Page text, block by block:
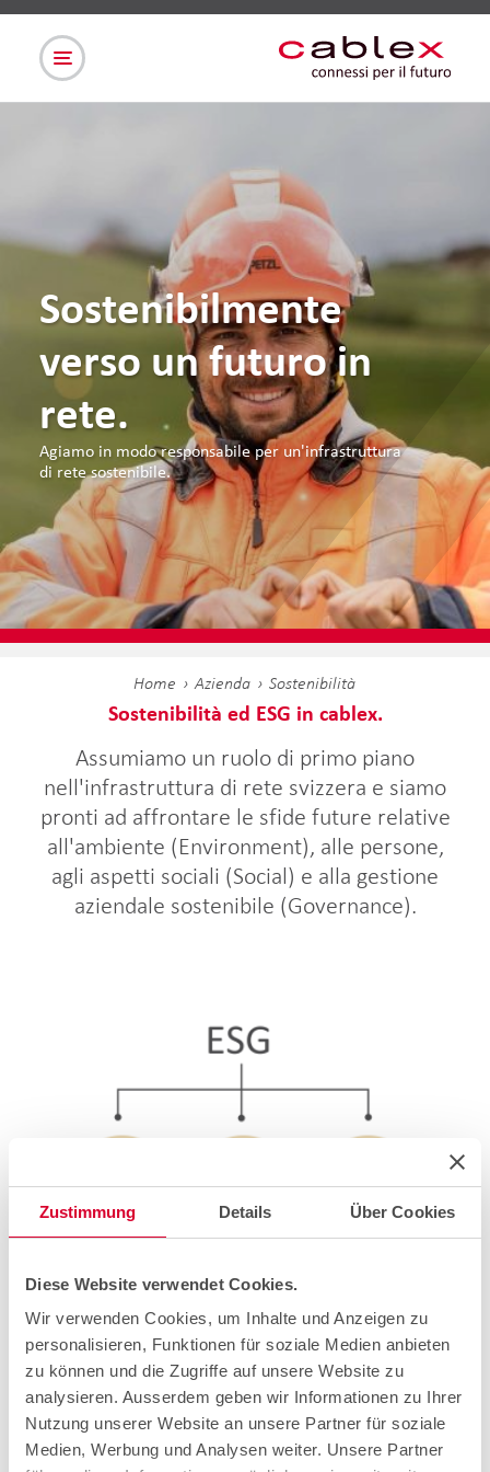
Zustimmung Details Über Cookies
Diese Website verwendet Cookies.
Wir verwenden Cookies, um Inhalte und Anzeigen zu
personalisieren, Funktionen für soziale Medien anbieten
zu können und die Zugriffe auf unsere Website zu
analysieren. Ausserdem geben wir Informationen zu Ihrer
Nutzung unserer Website an unsere Partner für soziale
Medien, Werbung und Analysen weiter. Unsere Partner
Sostenibilmente
verso un futuro in
rete.
Agiamo in modo responsabile per un'infrastruttura
di rete sostenibile.
Home Azienda Sostenibilità
Sostenibilità ed ESG in cablex.
Assumiamo un ruolo di primo piano
nell'infrastruttura di rete svizzera e siamo
pronti ad affrontare le sfide future relative
all'ambiente (Environment), alle persone,
agli aspetti sociali (Social) e alla gestione
aziendale sostenibile (Governance).
In quanto parte del Gruppo Swisscom, cablex condivide
gli obiettivi del Gruppo definiti nellastrategia di
sostenibilità di Swisscom. Lo facciamo non solo con
obiettivi a lungo termine, ma anche con misure concrete.
La strategia è suddivisa in tre aree in linea con la logica
ESG: